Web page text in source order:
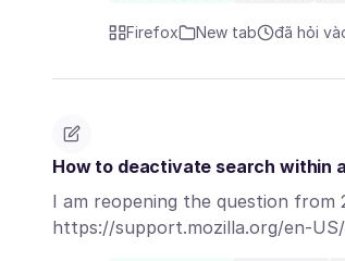
Firefox New tab đã hỏi
How to deactivate search within
I am reopening the question from
https://support.mozilla.org/en-